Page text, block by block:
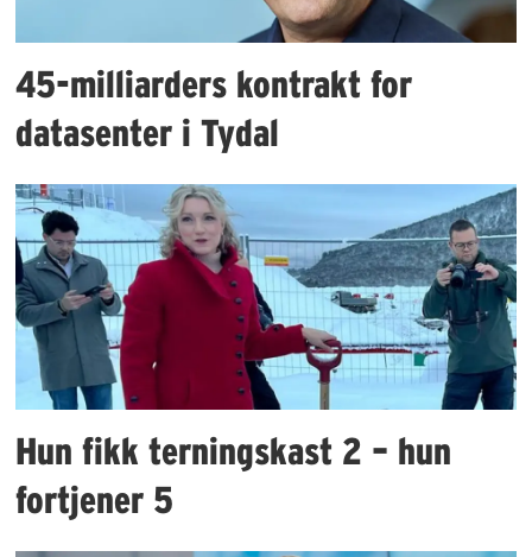
45-milliarders kontrakt for
datasenter i Tydal
Hun fikk terningskast 2 – hun
fortjener 5